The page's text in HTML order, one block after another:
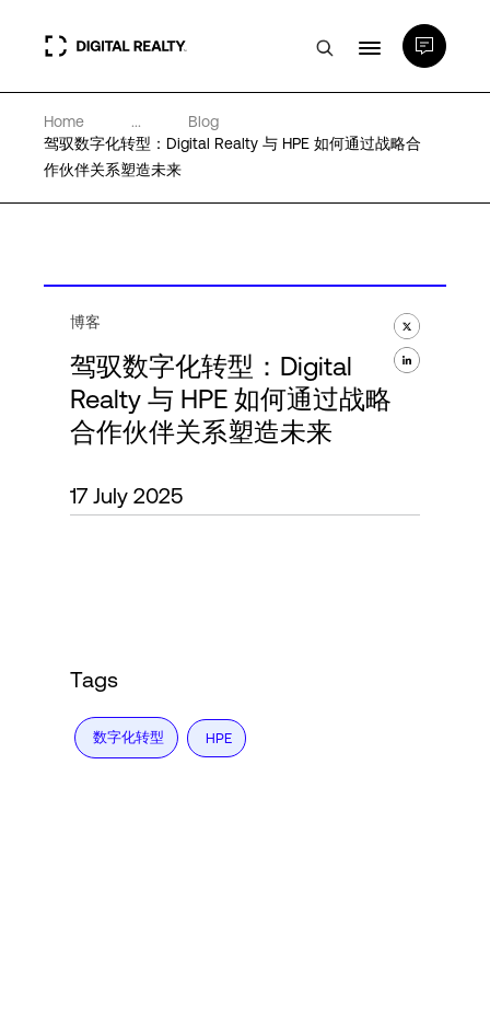
数据中心
PlatformDIGITAL®
专业知识和资源
关于
Language
Home ...
Blog
驾驭数字化转型：Digital Realty 与 HPE 如何通过战略合
作伙伴关系塑造未来
博客
驾驭数字化转型：Digital
Realty 与 HPE 如何通过战略
合作伙伴关系塑造未来
17 July 2025
Tags
数字化转型 HPE